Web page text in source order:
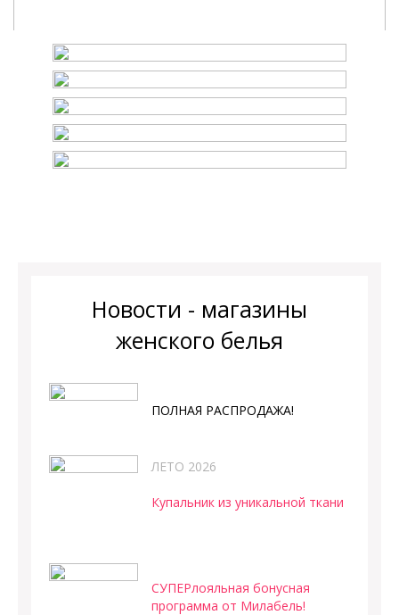
Новости - магазины
женского белья
ПОЛНАЯ РАСПРОДАЖА!
ЛЕТО 2026
Купальник из уникальной ткани
СУПЕРлояльная бонусная
программа от Милабель!